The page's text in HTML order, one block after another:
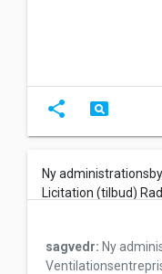
share pageview
Ny
Licitation (tilbud)
sagvedr: Ny